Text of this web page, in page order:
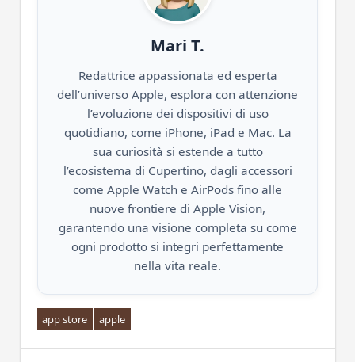
Mari T.
Redattrice appassionata ed esperta
dell’universo Apple, esplora con attenzione
l’evoluzione dei dispositivi di uso
quotidiano, come iPhone, iPad e Mac. La
sua curiosità si estende a tutto
l’ecosistema di Cupertino, dagli accessori
come Apple Watch e AirPods fino alle
nuove frontiere di Apple Vision,
garantendo una visione completa su come
ogni prodotto si integri perfettamente
nella vita reale.
app store apple